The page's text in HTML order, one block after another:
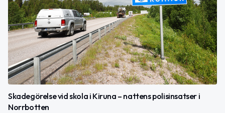
Skadegörelse vid skola i Kiruna – nattens polisinsatser i
Norrbotten